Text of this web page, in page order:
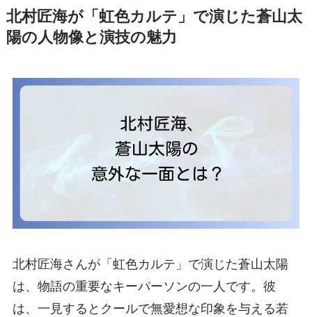
北村匠海が「虹色カルテ」で演じた蒼山太
陽の人物像と演技の魅力
北村匠海さんが「虹色カルテ」で演じた蒼山太陽
は、物語の重要なキーパーソンの一人です。彼
は、一見するとクールで無愛想な印象を与える若